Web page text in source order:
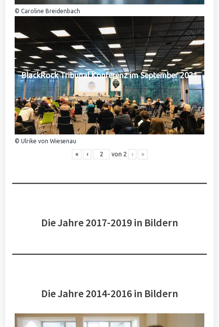
© Caroline Breidenbach
BlackRock Tribunal Konferenz im September 2021
© Ulrike von Wiesenau
« ‹ von 2 › »
Die Jahre 2017-2019 in Bildern
Die Jahre 2014-2016 in Bildern